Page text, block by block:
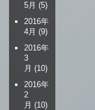
5月 (5)
2016年
4月 (9)
2016年
3
月 (10)
2016年
2
月 (10)